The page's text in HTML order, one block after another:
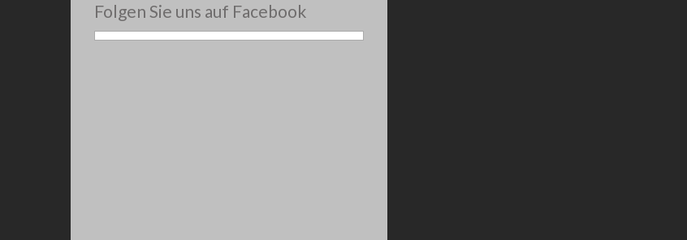
Folgen Sie uns auf Facebook